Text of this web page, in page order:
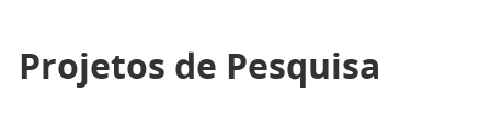
Projetos de Pesquisa